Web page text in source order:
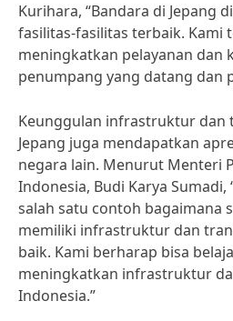
Kurihara, “Bandara di Jepang
fasilitas-fasilitas terbaik. Kami
meningkatkan pelayanan dan
penumpang yang datang dan
Keunggulan infrastruktur dan
Jepang juga mendapatkan
negara lain. Menurut Menteri
Indonesia, Budi Karya Sumadi,
salah satu contoh bagaimana
memiliki infrastruktur dan
baik. Kami berharap bisa
meningkatkan infrastruktur
Indonesia.”